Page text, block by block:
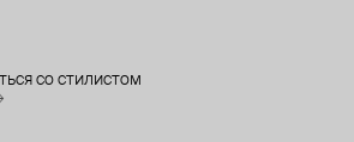
со стилистом